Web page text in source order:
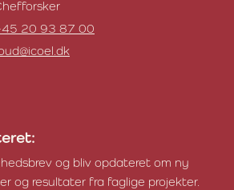
20 93 87 00
og bliv opdateret om ny
og resultater fra faglige projekter.